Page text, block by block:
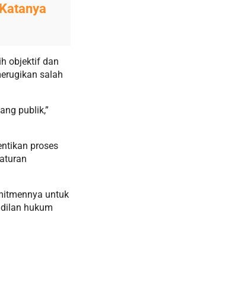
objektif dan
salah
publik,”
proses
untuk
hukum